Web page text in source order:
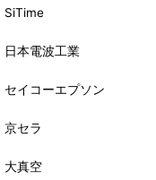
SiTime
日本電波工業
セイコーエプソン
京セラ
大真空